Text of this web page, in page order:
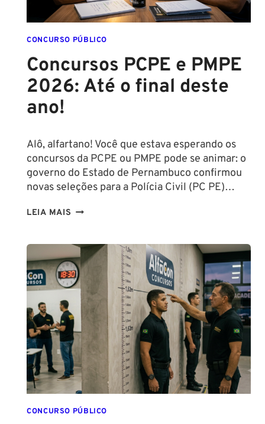
CONCURSO PÚBLICO
Concursos PCPE e PMPE
2026: Até o final deste
ano!
Alô, alfartano! Você que estava esperando os
concursos da PCPE ou PMPE pode se animar: o
governo do Estado de Pernambuco confirmou
novas seleções para a Polícia Civil (PC PE)…
LEIA MAIS CONCURSOS
PMPE
2026:
ATÉ
FINAL
DESTE
ANO!
CONCURSO PÚBLICO